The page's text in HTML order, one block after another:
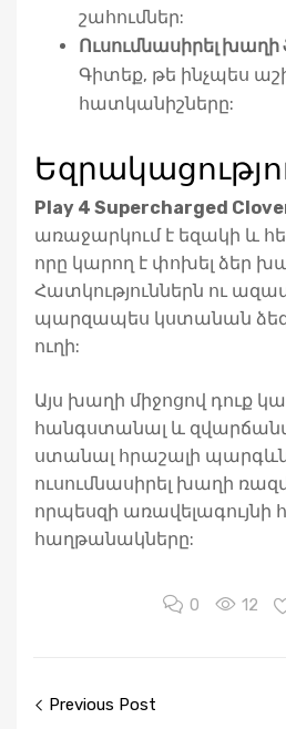
շահումներ:
Ուսումնասիրել խաղի
Գիտեք, թե ինչպես
հատկանիշները:
Play 4 Supercharged
առաջարկում է եզակի և
որը կարող է փոխել ձեր
Հատկություններն ու
պարզապես կստանան
ուղի:
Այս խաղի միջոցով դուք
հանգստանալ և
ստանալ հրաշալի
ուսումնասիրել խաղի
որպեսզի առավելագույնի
հաղթանակները:
0 12
Previous Post